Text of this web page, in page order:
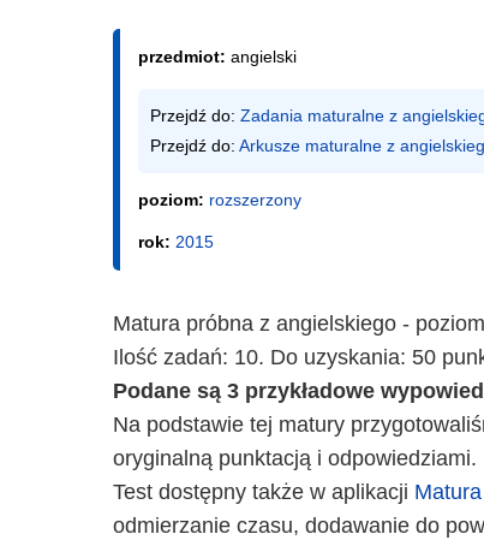
przedmiot: angielski
Przejdź do: Zadania maturalne z
Przejdź do: Arkusze maturalne z
poziom: rozszerzony
rok: 2015
Matura próbna z angielskiego -
Ilość zadań: 10. Do uzyskania: 50
Podane są 3 przykładowe
Na podstawie tej matury
oryginalną punktacją i odpowiedziami.
Test dostępny także w aplikacji
odmierzanie czasu, dodawanie do